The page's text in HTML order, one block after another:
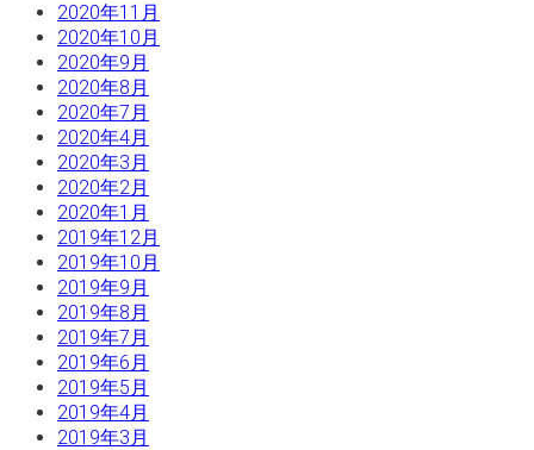
2020年11月
2020年10月
2020年9月
2020年8月
2020年7月
2020年4月
2020年3月
2020年2月
2020年1月
2019年12月
2019年10月
2019年9月
2019年8月
2019年7月
2019年6月
2019年5月
2019年4月
2019年3月